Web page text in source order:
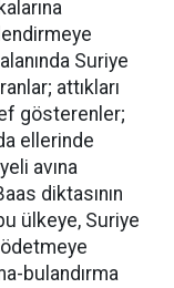
Suriye
attıkları
gösterenler;
ellerinde
avına
diktasının
ülkeye, Suriye
ödetmeye
bulandırma